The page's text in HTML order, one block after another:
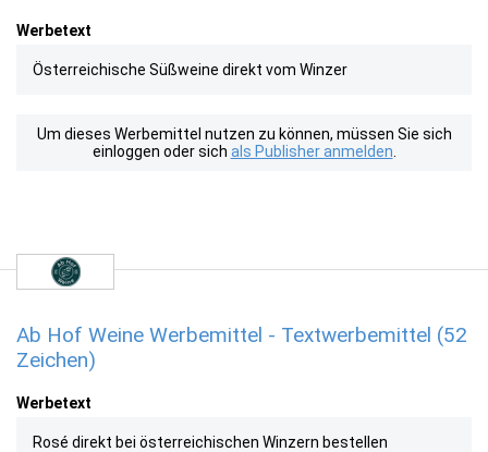
Werbetext
Österreichische Süßweine direkt vom Winzer
Um dieses Werbemittel nutzen zu können, müssen Sie sich
einloggen oder sich als Publisher anmelden
Ab Hof Weine Werbemittel - Textwerbemittel (52
Zeichen)
Werbetext
Rosé direkt bei österreichischen Winzern bestellen